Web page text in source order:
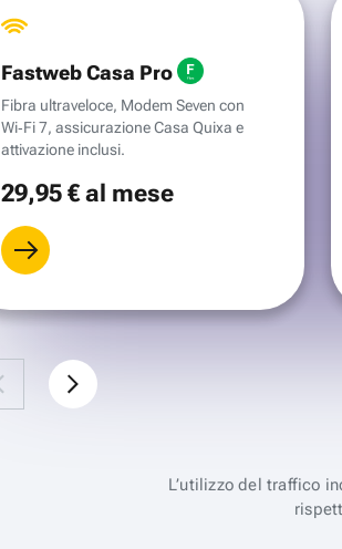
Fastweb Casa Pro
Fibra ultraveloce, Modem Seven con
Wi‑Fi 7, assicurazione Casa Quixa e
attivazione inclusi.
29,95 €al mese
L’utilizzo del traffico